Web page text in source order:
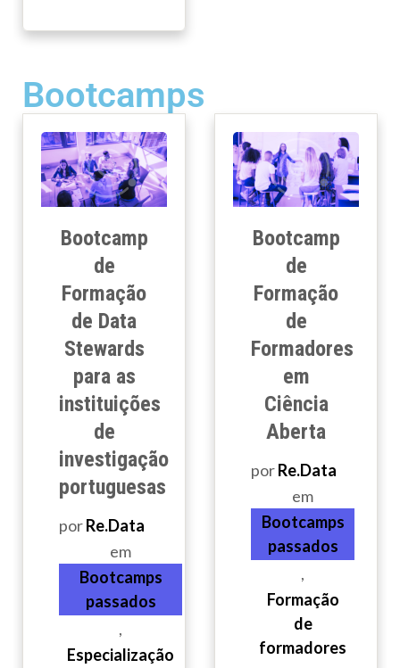
Bootcamps
Bootcamp
de
Formação
de Data
Stewards
para as
instituições
de
investigação
portuguesas
porRe.Data
em
Bootcamps
passados
,
Especialização
Bootcamp
de
Formação
de
Formadores
em
Ciência
Aberta
porRe.Data
em
Bootcamps
passados
,
Formação
de
formadores